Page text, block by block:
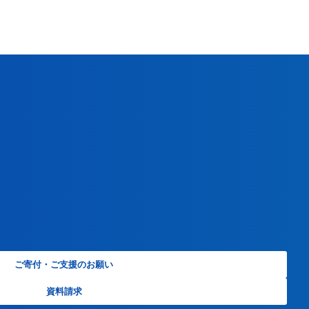
ご寄付・ご支援のお願い
資料請求